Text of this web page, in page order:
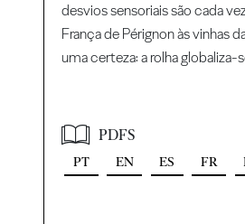
desvios sensoriais são cada
França de Pérignon às vinhas
uma certeza: a rolha
PDFS
PT EN ES FR